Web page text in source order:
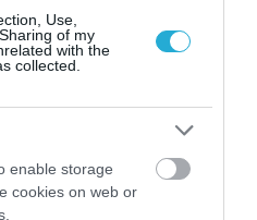
Use,
of my
with the
collected.
enable storage
cookies on web or